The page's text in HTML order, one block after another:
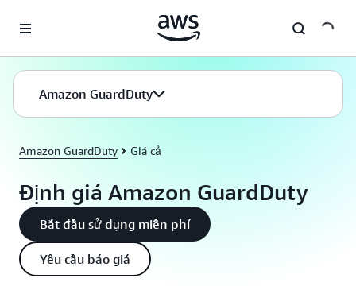
Amazon GuardDuty
Amazon GuardDuty Giá cả
Định giá Amazon GuardDuty
Bắt đầu sử dụng miễn phí
Yêu cầu báo giá